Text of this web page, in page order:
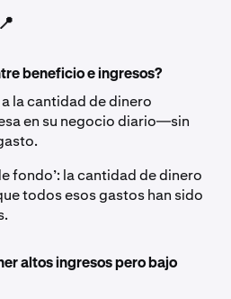
beneficio e ingresos?
la cantidad de dinero
en su negocio diario—sin
fondo’: la cantidad de dinero
todos esos gastos han sido
altos ingresos pero bajo